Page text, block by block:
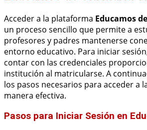
Acceder a la plataforma Educamos
un proceso sencillo que permite a
profesores y padres mantenerse
entorno educativo. Para iniciar
contar con las credenciales
institución al matricularse. A
los pasos necesarios para acceder a
manera efectiva.
Pasos para Iniciar Sesión en